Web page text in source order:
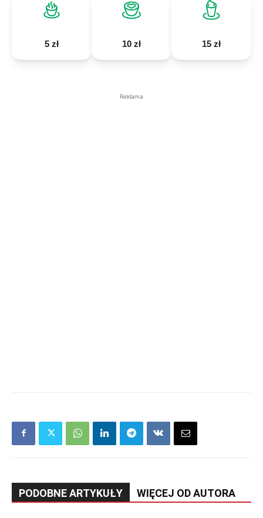
5 zł 10 zł 15 zł
Reklama
PODOBNE ARTYKUŁY WIĘCEJ OD AUTORA